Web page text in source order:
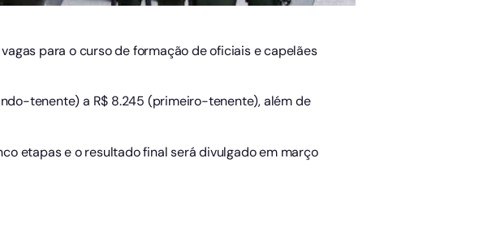
para o curso de formação de oficiais e capelães
tenente) a R$ 8.245 (primeiro-tenente), além de
etapas e o resultado final será divulgado em março